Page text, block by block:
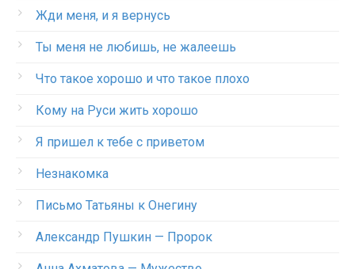
Жди меня, и я вернусь
Ты меня не любишь, не жалеешь
Что такое хорошо и что такое плохо
Кому на Руси жить хорошо
Я пришел к тебе с приветом
Незнакомка
Письмо Татьяны к Онегину
Александр Пушкин — Пророк